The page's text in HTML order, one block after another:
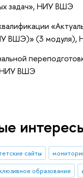
задач», НИУ ВШЭ
ВШЭ)» (3
НИУ ВШЭ
сайты
образование